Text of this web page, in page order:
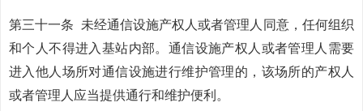
第三十一条
未经通信设施产权人或者管理人同意，任何组织
和个人不得进入基站内部。通信设施产权人或者管理人需要
进入他人场所对通信设施进行维护管理的，该场所的产权人
或者管理人应当提供通行和维护便利。